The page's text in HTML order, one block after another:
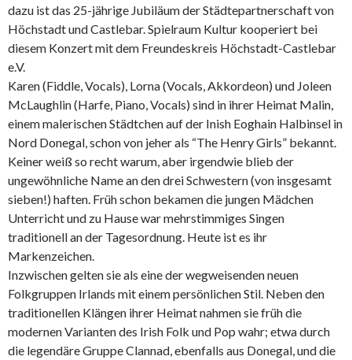
dazu ist das 25-jährige Jubiläum der Städtepartnerschaft von
Höchstadt und Castlebar. Spielraum Kultur kooperiert bei
diesem Konzert mit dem Freundeskreis Höchstadt-Castlebar
e.V.
Karen (Fiddle, Vocals), Lorna (Vocals, Akkordeon) und Joleen
McLaughlin (Harfe, Piano, Vocals) sind in ihrer Heimat Malin,
einem malerischen Städtchen auf der Inish Eoghain Halbinsel in
Nord Donegal, schon von jeher als “The Henry Girls” bekannt.
Keiner weiß so recht warum, aber irgendwie blieb der
ungewöhnliche Name an den drei Schwestern (von insgesamt
sieben!) haften. Früh schon bekamen die jungen Mädchen
Unterricht und zu Hause war mehrstimmiges Singen
traditionell an der Tagesordnung. Heute ist es ihr
Markenzeichen.
Inzwischen gelten sie als eine der wegweisenden neuen
Folkgruppen Irlands mit einem persönlichen Stil. Neben den
traditionellen Klängen ihrer Heimat nahmen sie früh die
modernen Varianten des Irish Folk und Pop wahr; etwa durch
die legendäre Gruppe Clannad, ebenfalls aus Donegal, und die